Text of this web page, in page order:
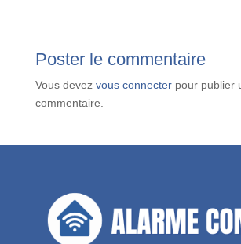
Poster le commentaire
Vous devez vous connecterpour publier
commentaire.